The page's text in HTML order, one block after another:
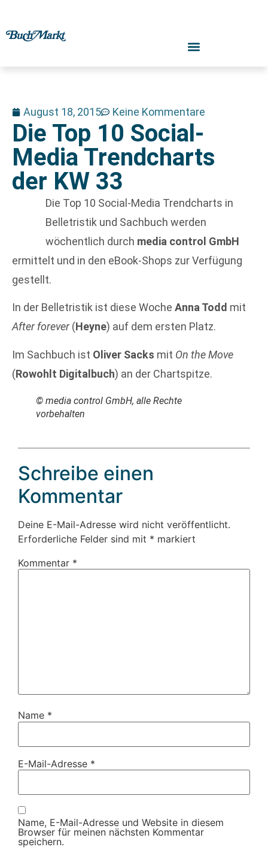
August 18, 2015 Keine Kommentare
Die Top 10 Social-
Media Trendcharts
der KW 33
Die Top 10 Social-Media Trendcharts in
Belletristik und Sachbuch werden
wöchentlich durch media control GmbH
ermittelt und in den eBook-Shops zur Verfügung
gestellt.
In der Belletristik ist diese Woche Anna Todd mit
After forever(Heyne) auf dem ersten Platz.
Im Sachbuch ist Oliver Sacks mit On the Move
(Rowohlt Digitalbuch) an der Chartspitze.
© media control GmbH, alle Rechte
vorbehalten
Schreibe einen
Kommentar
Deine E-Mail-Adresse wird nicht veröffentlicht.
Erforderliche Felder sind mit * markiert
Kommentar *
Name *
E-Mail-Adresse *
Name, E-Mail-Adresse und Website in diesem
Browser für meinen nächsten Kommentar
speichern.